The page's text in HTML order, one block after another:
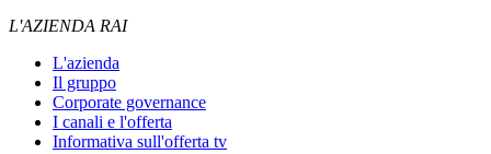
L'AZIENDA RAI
L'azienda
Il gruppo
Corporate governance
I canali e l'offerta
Informativa sull'offerta tv